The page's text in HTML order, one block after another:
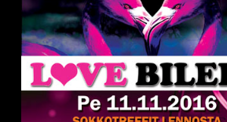
Deittisirkus
LOVE
BILEET
pe
11.11.